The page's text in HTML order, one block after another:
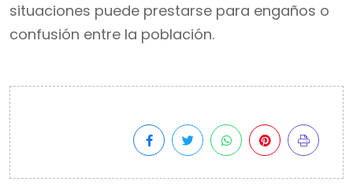
situaciones puede prestarse para engaños o
confusión entre la población.